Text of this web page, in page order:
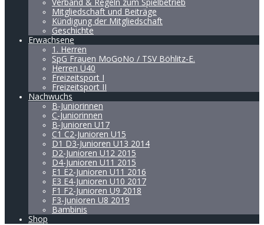
Mitgliedschaft und Beiträge
Kündigung der Mitgliedschaft
Geschichte
Erwachsene
1. Herren
SpG Frauen MoGoNo / TSV Böhlitz-E.
Herren Ü40
Freizeitsport I
Freizeitsport II
Nachwuchs
B-Juniorinnen
C-Juniorinnen
B-Junioren U17
C1 C2-Junioren U15
D1 D3-Junioren U13 2014
D2-Junioren U12 2015
D4-Junioren U11 2015
E1 E2-Junioren U11 2016
E3 E4-Junioren U10 2017
F1 F2-Junioren U9 2018
F3-Junioren U8 2019
Bambinis
Shop